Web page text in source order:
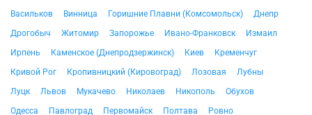
Васильков
Винница Горишние Плавни (Комсомольск)
Днепр
Дрогобыч
Житомир Запорожье Ивано-Франковск
Измаил
Ирпень
Каменское (Днепродзержинск) Киев
Кременчуг
Кривой Рог
Кропивницкий (Кировоград) Лозовая
Лубны
Луцк
Львов Мукачево Николаев Никополь
Обухов
Одесса
Павлоград Первомайск Полтава
Ровно